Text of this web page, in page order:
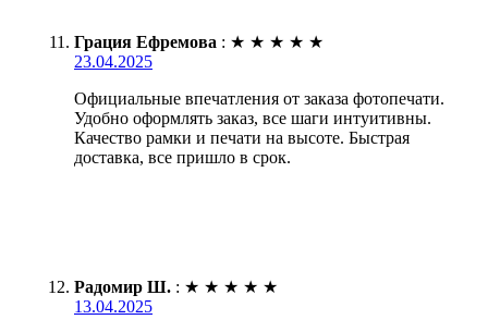
Грация Ефремова : ★ ★ ★ ★ ★
23.04.2025
Официальные впечатления от заказа фотопечати.
Удобно оформлять заказ, все шаги интуитивны.
Качество рамки и печати на высоте. Быстрая
доставка, все пришло в срок.
Радомир Ш. : ★ ★ ★ ★ ★
13.04.2025